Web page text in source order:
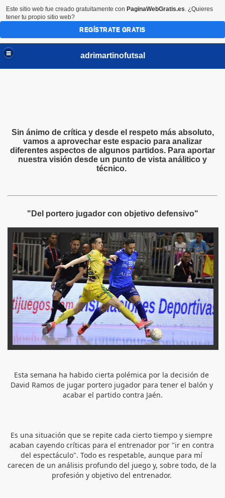
adrimartinofutsal
Sin ánimo de crítica y desde el respeto más absoluto,
vamos a aprovechar este espacio para analizar
diferentes aspectos de algunos partidos. Para aportar
nuestra visión desde un punto de vista análitico y
técnico.
"Del portero jugador con objetivo defensivo"
Esta semana ha habido cierta polémica por la decisión de
David Ramos de jugar portero jugador para tener el balón y
acabar el partido contra Jaén.
Es una situación que se repite cada cierto tiempo y siempre
acaban cayendo críticas para el entrenador por "ir en contra
del espectáculo". Todo es respetable, aunque para mí
carecen de un análisis profundo del juego y, sobre todo, de la
profesión y objetivo del entrenador.
Este sitio web fue creado gratuitamente con PaginaWebGratis.es. ¿Quieres
tener tu propio sitio web?
REGÍSTRATE GRATIS